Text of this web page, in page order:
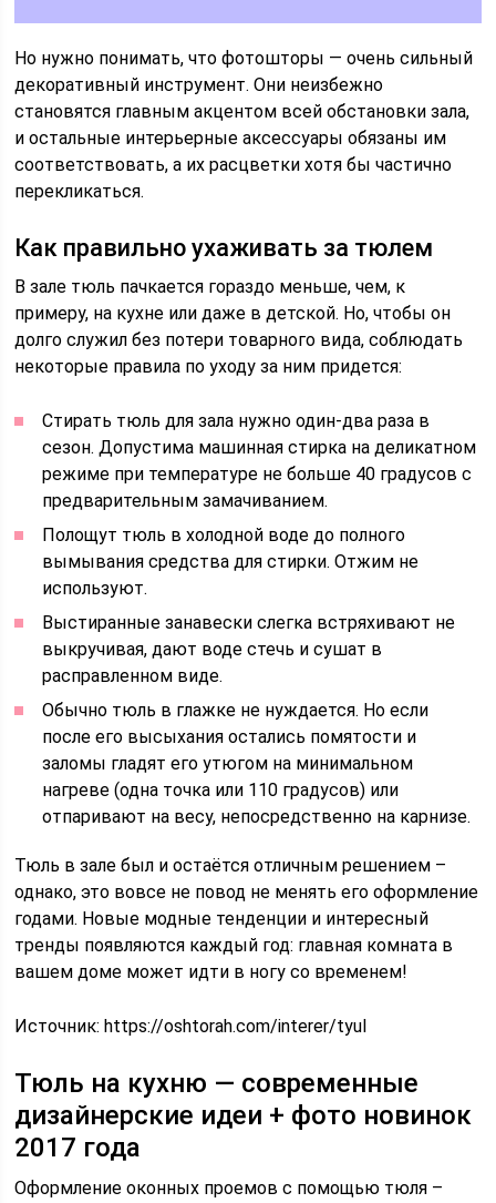
Но нужно понимать, что фотошторы ― очень сильный
декоративный инструмент. Они неизбежно
становятся главным акцентом всей обстановки зала,
и остальные интерьерные аксессуары обязаны им
соответствовать, а их расцветки хотя бы частично
перекликаться.
Как правильно ухаживать за тюлем
В зале тюль пачкается гораздо меньше, чем, к
примеру, на кухне или даже в детской. Но, чтобы он
долго служил без потери товарного вида, соблюдать
некоторые правила по уходу за ним придется:
Стирать тюль для зала нужно один-два раза в
сезон. Допустима машинная стирка на деликатном
режиме при температуре не больше 40 градусов с
предварительным замачиванием.
Полощут тюль в холодной воде до полного
вымывания средства для стирки. Отжим не
используют.
Выстиранные занавески слегка встряхивают не
выкручивая, дают воде стечь и сушат в
расправленном виде.
Обычно тюль в глажке не нуждается. Но если
после его высыхания остались помятости и
заломы гладят его утюгом на минимальном
нагреве (одна точка или 110 градусов) или
отпаривают на весу, непосредственно на карнизе.
Тюль в зале был и остаётся отличным решением –
однако, это вовсе не повод не менять его оформление
годами. Новые модные тенденции и интересный
тренды появляются каждый год: главная комната в
вашем доме может идти в ногу со временем!
Источник:https://oshtorah.com/interer/tyul
Тюль на кухню — современные
дизайнерские идеи + фото новинок
2017 года
Оформление оконных проемов с помощью тюля –